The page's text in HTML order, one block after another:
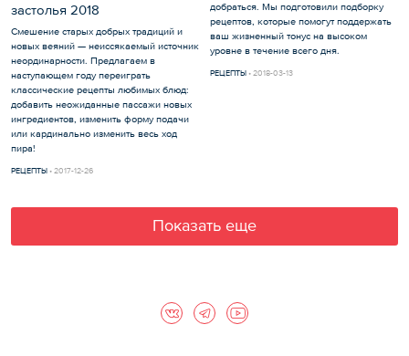
добраться. Мы подготовили подборку
рецептов, которые помогут поддержать
ваш жизненный тонус на высоком
уровне в течение всего дня.
РЕЦЕПТЫ 2018-03-13
застолья 2018
Смешение старых добрых традиций и
новых веяний — неиссякаемый источник
неординарности. Предлагаем в
наступающем году переиграть
классические рецепты любимых блюд:
добавить неожиданные пассажи новых
ингредиентов, изменить форму подачи
или кардинально изменить весь ход
пира!
РЕЦЕПТЫ 2017-12-26
Показать еще